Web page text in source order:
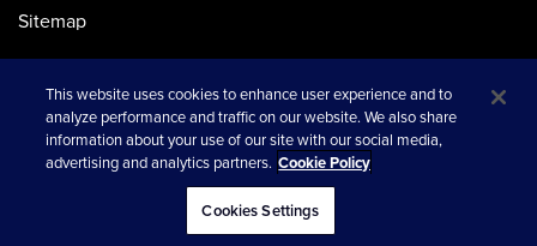
Sitemap
wird in einer neuen Registerkarte geöffnet
This website uses cookies to enhance user experience and to
analyze performance and traffic on our website. We also share
information about your use of our site with our social media,
advertising and analytics partners. Cookie Policy
Cookies Settings